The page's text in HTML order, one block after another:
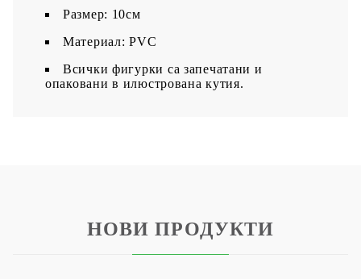
Размер: 10см
Материал: PVC
Всички фигурки са запечатани и
опаковани в илюстрована кутия.
НОВИ ПРОДУКТИ